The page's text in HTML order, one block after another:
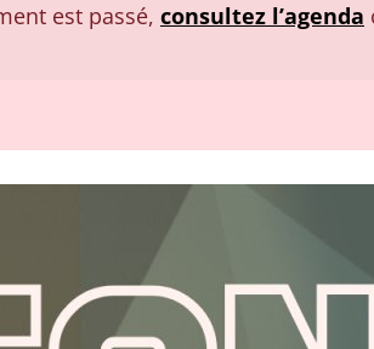
est passé, consultez l’agenda